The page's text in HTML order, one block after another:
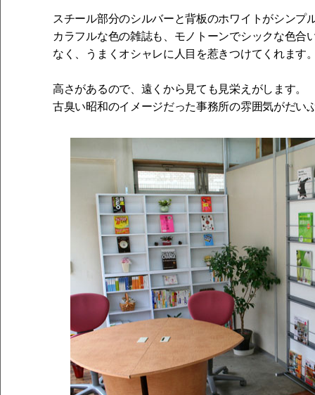
スチール部分のシルバーと背板のホワイトがシンプ
カラフルな色の雑誌も、モノトーンでシックな色合
なく、うまくオシャレに人目を惹きつけてくれます
高さがあるので、遠くから見ても見栄えがします。
古臭い昭和のイメージだった事務所の雰囲気がだい